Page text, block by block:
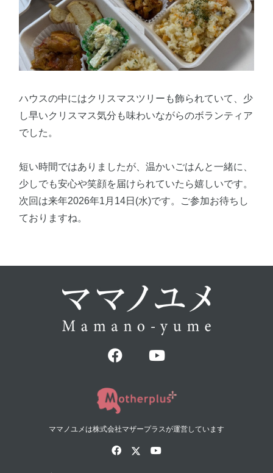
ハウスの中にはクリスマスツリーも飾られていて、少
し早いクリスマス気分も味わいながらのボランティア
でした。
短い時間ではありましたが、温かいごはんと一緒に、
少しでも安心や笑顔を届けられていたら嬉しいです。
次回は来年2026年1月14日(水)です。ご参加お待ちし
ておりますね。
ママノユメは株式会社マザープラスが運営しています